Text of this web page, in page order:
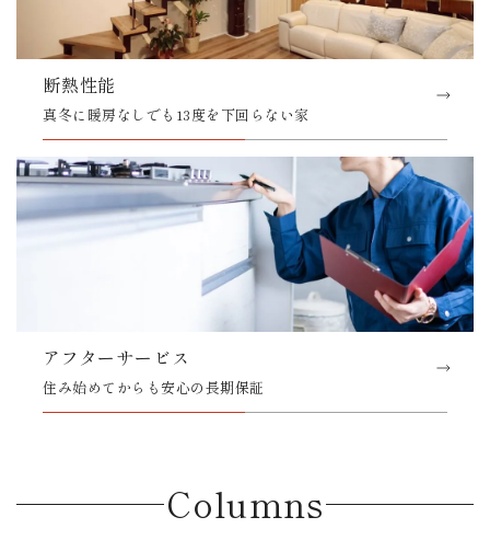
断熱性能
真冬に暖房なしでも13度を下回らない家
アフターサービス
住み始めてからも安心の長期保証
Columns